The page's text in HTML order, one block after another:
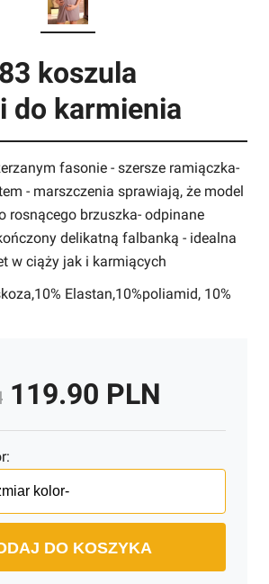
koszula
do karmienia
fasonie - szersze ramiączka-
- marszczenia sprawiają, że model
rosnącego brzuszka- odpinane
delikatną falbanką - idealna
w ciąży jak i karmiących
Elastan,10%poliamid, 10%
119.90 PLN
DO KOSZYKA